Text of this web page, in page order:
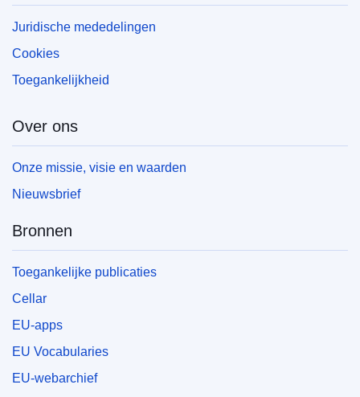
Juridische mededelingen
Cookies
Toegankelijkheid
Over ons
Onze missie, visie en waarden
Nieuwsbrief
Bronnen
Toegankelijke publicaties
Cellar
EU-apps
EU Vocabularies
EU-webarchief